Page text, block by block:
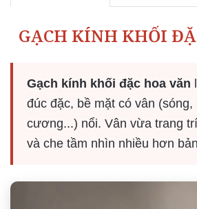
GẠCH KÍNH KHỐI
Gạch kính khối đặc hoa văn
đúc đặc, bề mặt có vân (sóng,
cương...) nổi. Vân vừa trang
và che tầm nhìn nhiều hơn